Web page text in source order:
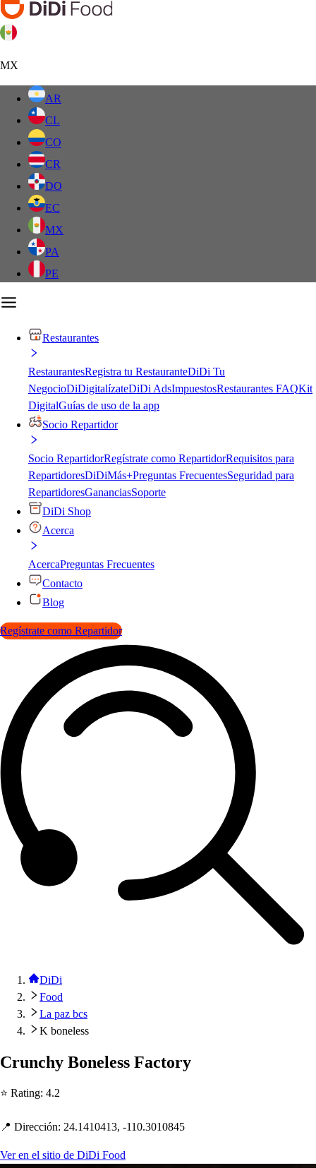
MX
AR
CL
CO
CR
DO
EC
MX
PA
PE
Restaurantes
RestaurantesRegistra tu RestauranteDiDi Tu
NegocioDiDigitalízateDiDi AdsImpuestosRestaurantes FAQKit
DigitalGuías de uso de la app
Socio Repartidor
Socio RepartidorRegístrate como RepartidorRequisitos para
RepartidoresDiDiMás+Preguntas FrecuentesSeguridad para
RepartidoresGananciasSoporte
DiDi Shop
Acerca
AcercaPreguntas Frecuentes
Contacto
Blog
Regístrate como Repartidor
DiDi
Food
La paz bcs
K boneless
Crunchy Boneless Factory
⭐ Rating: 4.2
📍 Dirección: 24.1410413, -110.3010845
Ver en el sitio de DiDi Food